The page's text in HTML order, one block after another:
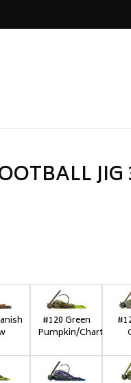
#120 Green
Pumpkin/Chart